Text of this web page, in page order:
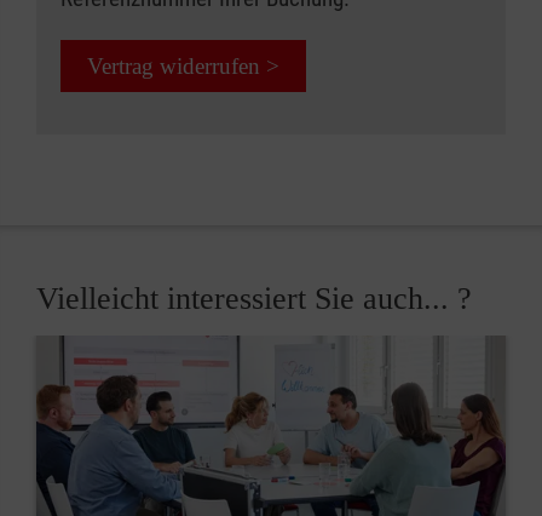
Vertrag widerrufen >
Vielleicht interessiert Sie auch... ?